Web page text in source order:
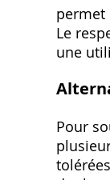
permet
Le
une
Pour